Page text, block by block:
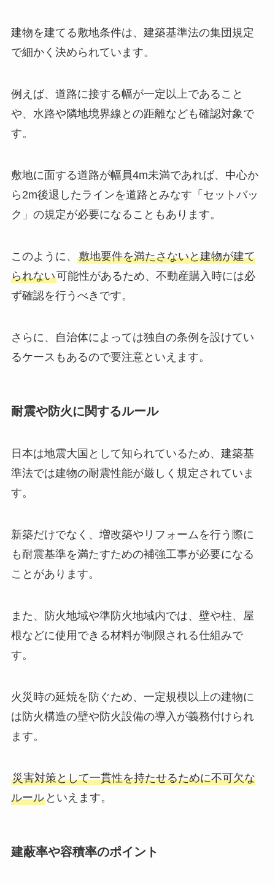
建物を建てる敷地条件は、建築基準法の集団規定
で細かく決められています。
例えば、道路に接する幅が一定以上であること
や、水路や隣地境界線との距離なども確認対象で
す。
敷地に面する道路が幅員4m未満であれば、中心か
ら2m後退したラインを道路とみなす「セットバッ
ク」の規定が必要になることもあります。
このように、 敷地要件を満たさないと建物が建て
られない可能性があるため、不動産購入時には必
ず確認を行うべきです。
さらに、自治体によっては独自の条例を設けてい
るケースもあるので要注意といえます。
耐震や防火に関するルール
日本は地震大国として知られているため、建築基
準法では建物の耐震性能が厳しく規定されていま
す。
新築だけでなく、増改築やリフォームを行う際に
も耐震基準を満たすための補強工事が必要になる
ことがあります。
また、防火地域や準防火地域内では、壁や柱、屋
根などに使用できる材料が制限される仕組みで
す。
火災時の延焼を防ぐため、一定規模以上の建物に
は防火構造の壁や防火設備の導入が義務付けられ
ます。
災害対策として一貫性を持たせるために不可欠な
ルールといえます。
建蔽率や容積率のポイント